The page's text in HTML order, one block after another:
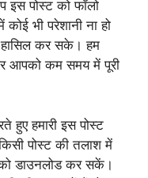
इस पोस्ट को फॉलो
भी परेशानी ना हो
कर सके। हम
आपको कम समय में पूरी
हमारी इस पोस्ट
पोस्ट की तलाश में
डाउनलोड कर सकें।